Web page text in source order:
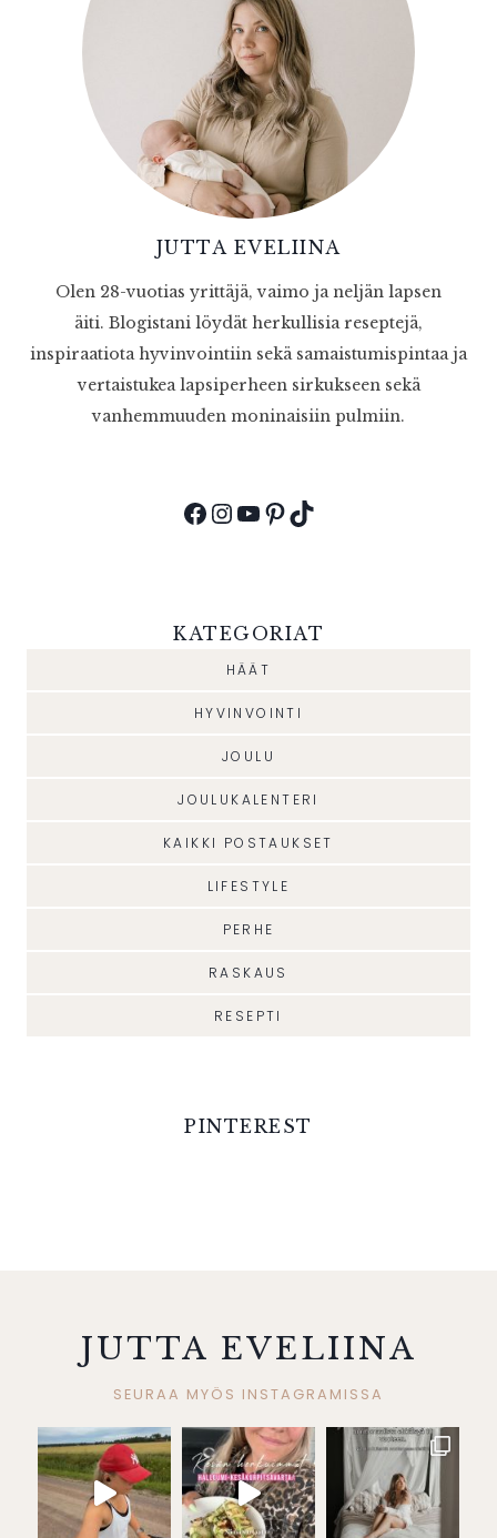
JUTTA EVELIINA
Olen 28-vuotias yrittäjä, vaimo ja neljän lapsen
äiti. Blogistani löydät herkullisia reseptejä,
inspiraatiota hyvinvointiin sekä samaistumispintaa ja
vertaistukea lapsiperheen sirkukseen sekä
vanhemmuuden moninaisiin pulmiin.
Facebook
Instagram
YouTube
Pinterest
TikTok
KATEGORIAT
HÄÄT
HYVINVOINTI
JOULU
JOULUKALENTERI
KAIKKI POSTAUKSET
LIFESTYLE
PERHE
RASKAUS
RESEPTI
PINTEREST
JUTTA EVELIINA
SEURAA MYÖS INSTAGRAMISSA